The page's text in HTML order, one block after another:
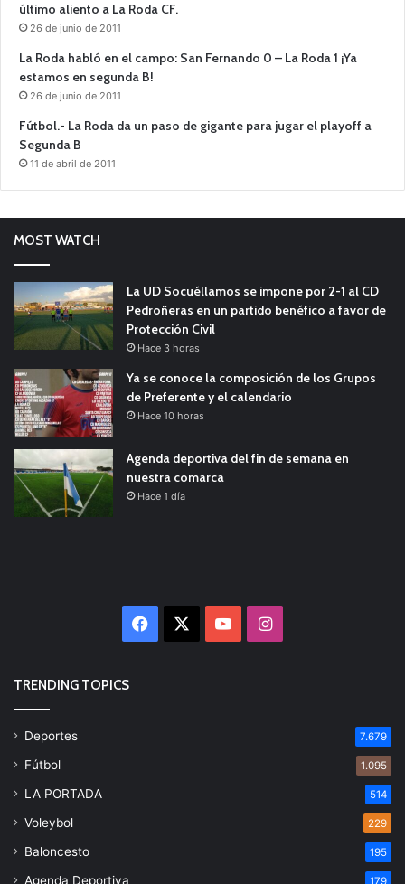
último aliento a La Roda CF.
26 de junio de 2011
La Roda habló en el campo: San Fernando 0 – La Roda 1 ¡Ya
estamos en segunda B!
26 de junio de 2011
Fútbol.- La Roda da un paso de gigante para jugar el playoff a
Segunda B
11 de abril de 2011
MOST WATCH
La UD Socuéllamos se impone por 2-1 al CD
Pedroñeras en un partido benéfico a favor de
Protección Civil
Hace 3 horas
Ya se conoce la composición de los Grupos
de Preferente y el calendario
Hace 10 horas
Agenda deportiva del fin de semana en
nuestra comarca
Hace 1 día
Facebook YouTubeInstagram
TRENDING TOPICS
Deportes 7.679
Fútbol 1.095
LA PORTADA 514
Voleybol 229
Baloncesto 195
Agenda Deportiva 179